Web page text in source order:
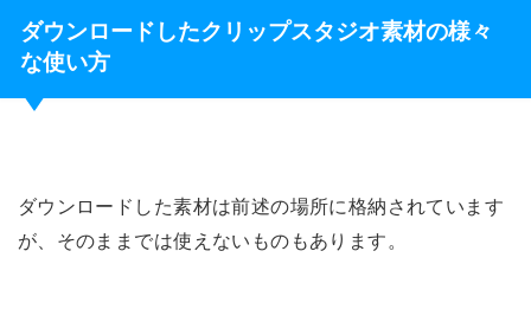
ダウンロードしたクリップスタジオ素材の様々
な使い方
ダウンロードした素材は前述の場所に格納されています
が、そのままでは使えないものもあります。